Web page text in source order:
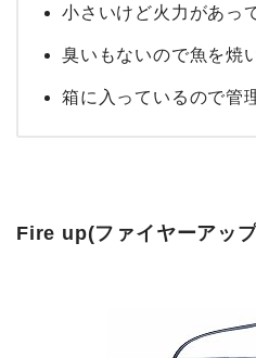
小さいけど火力があっ
臭いもないので魚を焼
箱に入っているので管
Fire up(ファイヤーアッ